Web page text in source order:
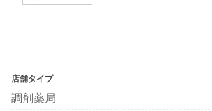
店舗タイプ
調剤薬局